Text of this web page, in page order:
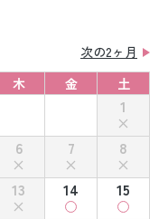
次の2ヶ月
木 金 土
1
6 7
8
13 14
15